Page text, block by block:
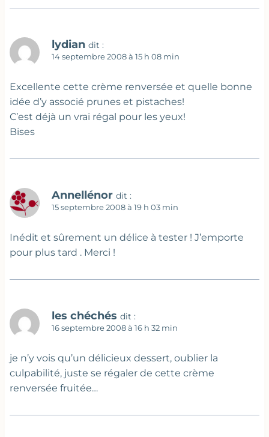
lydian dit :
14 septembre 2008 à 15 h 08 min
Excellente cette crème renversée et quelle bonne
idée d’y associé prunes et pistaches!
C’est déjà un vrai régal pour les yeux!
Bises
Annellénor dit :
15 septembre 2008 à 19 h 03 min
Inédit et sûrement un délice à tester ! J’emporte
pour plus tard . Merci !
les chéchés dit :
16 septembre 2008 à 16 h 32 min
je n’y vois qu’un délicieux dessert, oublier la
culpabilité, juste se régaler de cette crème
renversée fruitée…